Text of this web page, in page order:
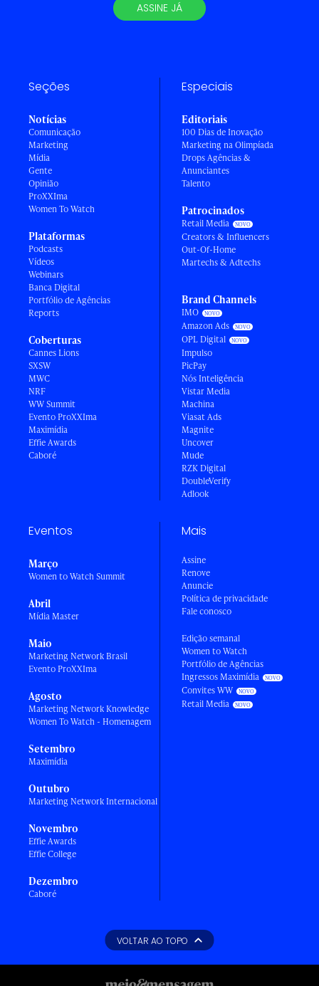
ASSINE JÁ
Seções
Notícias
Comunicação
Marketing
Mídia
Gente
Opinião
ProXXIma
Women To Watch
Plataformas
Podcasts
Vídeos
Webinars
Banca Digital
Portfólio de Agências
Reports
Coberturas
Cannes Lions
SXSW
MWC
NRF
WW Summit
Evento ProXXIma
Maximídia
Effie Awards
Caboré
Especiais
Editoriais
100 Dias de Inovação
Marketing na Olimpíada
Drops Agências &
Anunciantes
Talento
Patrocinados
Retail Media
Creators & Influencers
Out-Of-Home
Martechs & Adtechs
Brand Channels
IMO
Amazon Ads
OPL Digital
Impulso
PicPay
Nós Inteligência
Vistar Media
Machina
Viasat Ads
Magnite
Uncover
Mude
RZK Digital
DoubleVerify
Adlook
Eventos
Março
Women to Watch Summit
Abril
Mídia Master
Maio
Marketing Network Brasil
Evento ProXXIma
Agosto
Marketing Network Knowledge
Women To Watch - Homenagem
Setembro
Maximídia
Outubro
Marketing Network Internacional
Novembro
Effie Awards
Effie College
Dezembro
Caboré
Mais
Assine
Renove
Anuncie
Política de privacidade
Fale conosco
Edição semanal
Women to Watch
Portfólio de Agências
Ingressos Maximídia
Convites WW
Retail Media
VOLTAR AO TOPO